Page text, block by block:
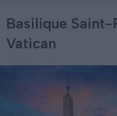
Basilique
Vatican